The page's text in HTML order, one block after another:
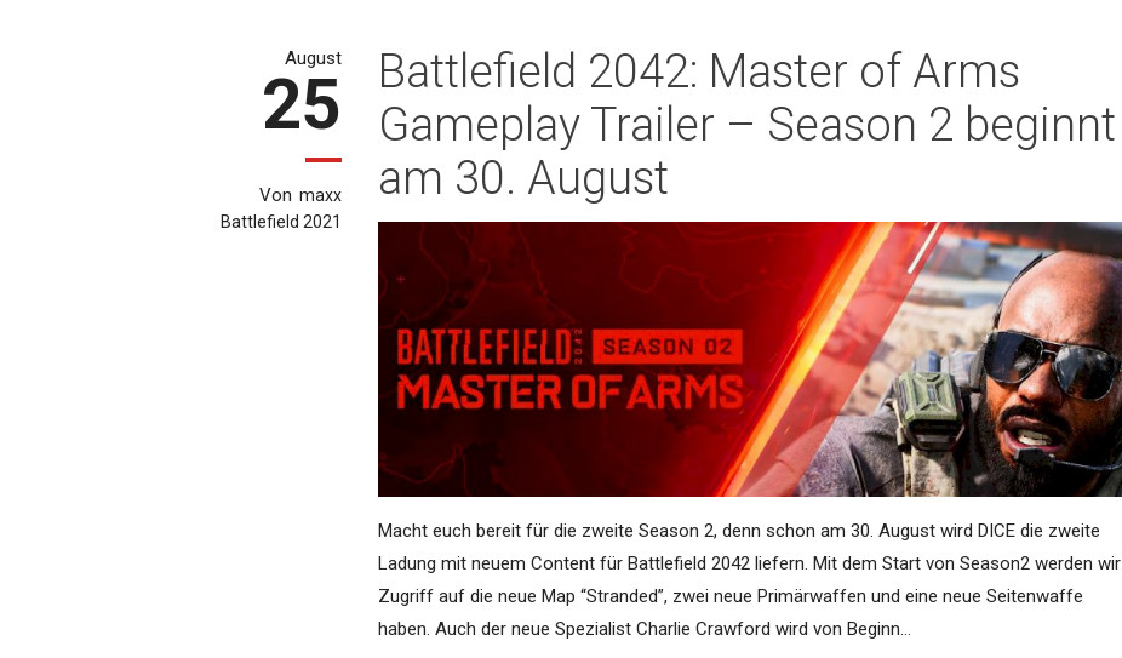
August
25
Von maxx
Battlefield 2021
Battlefield 2042: Master of Arms
Gameplay Trailer – Season 2 beginnt
am 30. August
Macht euch bereit für die zweite Season 2, denn schon am 30. August wird DICE die zweite
Ladung mit neuem Content für Battlefield 2042 liefern. Mit dem Start von Season2 werden wir
Zugriff auf die neue Map “Stranded”, zwei neue Primärwaffen und eine neue Seitenwaffe
haben. Auch der neue Spezialist Charlie Crawford wird von Beginn…